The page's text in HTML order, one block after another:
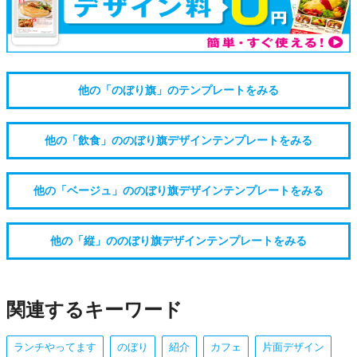
他の「のぼり旗」のテンプレートをみる
他の「飲食」ののぼり旗デザインテンプレートをみる
他の「ベージュ」ののぼり旗デザインテンプレートをみる
他の「縦」ののぼり旗デザインテンプレートをみる
関連するキーワード
ランチやってます のぼり 紹介 カフェ 片面デザイン